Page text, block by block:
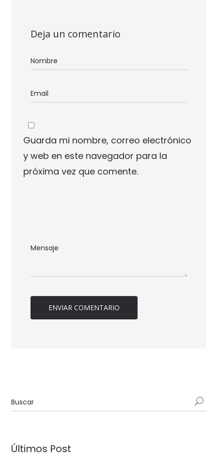
Deja un comentario
Guarda mi nombre, correo electrónico
y web en este navegador para la
próxima vez que comente.
Últimos Post